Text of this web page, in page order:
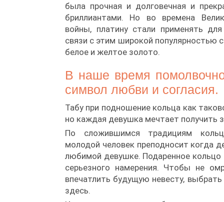
была прочная и долговечная и
бриллиантами. Но во времена
войны, платину стали применять
связи с этим широкой популярностью
белое и желтое золото.
В наше время
символ любви и согласия.
Табу при подношение кольца как
но каждая девушка мечтает получить
По сложившимся традициям
молодой человек преподносит когда
любимой девушке. Подаренное
серьезного намерения. Чтобы не
впечатлить будущую невесту,
здесь.